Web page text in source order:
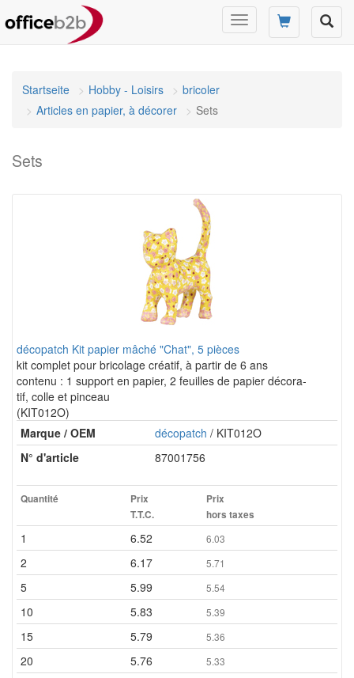
Changer
mode
Startseite
Hobby - Loisirs
bricoler
Articles en papier, à décorer
Sets
Sets
décopatch Kit papier mâché "Chat", 5 pièces
kit complet pour bricolage créatif, à partir de 6 ans
contenu : 1 support en papier, 2 feuilles de papier décora-
tif, colle et pinceau
(KIT012O)
Marque / OEM
décopatch / KIT012O
N° d'article
87001756
Quantité
Prix
T.T.C.
Prix
hors taxes
1 6.52 6.03
2 6.17 5.71
5 5.99 5.54
10 5.83 5.39
15 5.79 5.36
20 5.76
5.33